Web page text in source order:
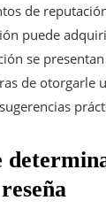
de
puede
se
de otorgarle